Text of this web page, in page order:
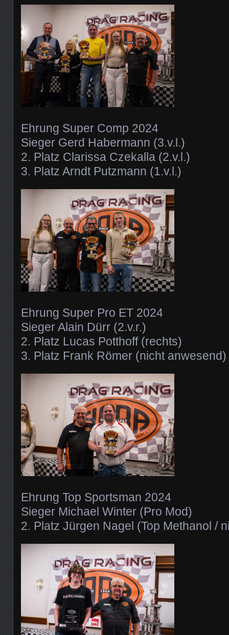
Ehrung Super Comp 2024
Sieger Gerd Habermann (3.v.l.)
2. Platz Clarissa Czekalla (2.v.l.)
3. Platz Arndt Putzmann (1.v.l.)
Ehrung Super Pro ET 2024
Sieger Alain Dürr (2.v.r.)
2. Platz Lucas Potthoff (rechts)
3. Platz Frank Römer (nicht anwesend)
Ehrung Top Sportsman 2024
Sieger Michael Winter (Pro Mod)
2. Platz Jürgen Nagel (Top Methanol /